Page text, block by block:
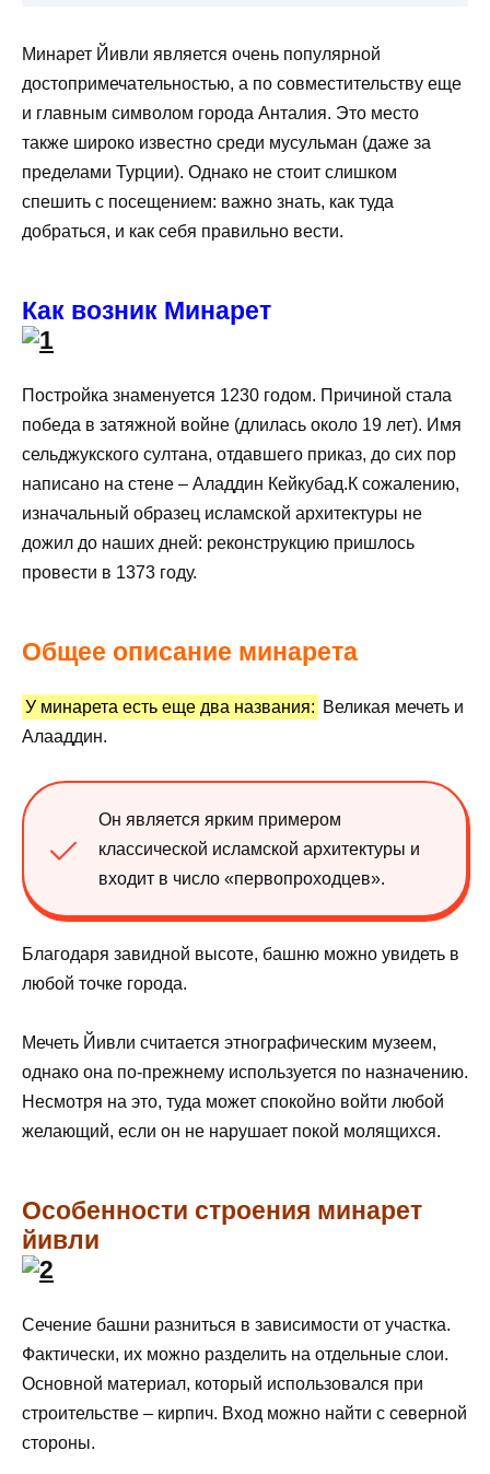
Минарет Йивли является очень популярной
достопримечательностью, а по совместительству еще
и главным символом города Анталия. Это место
также широко известно среди мусульман (даже за
пределами Турции). Однако не стоит слишком
спешить с посещением: важно знать, как туда
добраться, и как себя правильно вести.
Как возник Минарет
Постройка знаменуется 1230 годом. Причиной стала
победа в затяжной войне (длилась около 19 лет). Имя
сельджукского султана, отдавшего приказ, до сих пор
написано на стене – Аладдин Кейкубад.К сожалению,
изначальный образец исламской архитектуры не
дожил до наших дней: реконструкцию пришлось
провести в 1373 году.
Общее описание минарета
У минарета есть еще два названия: Великая мечеть и
Алааддин.
Он является ярким примером
классической исламской архитектуры и
входит в число «первопроходцев».
Благодаря завидной высоте, башню можно увидеть в
любой точке города.
Мечеть Йивли считается этнографическим музеем,
однако она по-прежнему используется по назначению.
Несмотря на это, туда может спокойно войти любой
желающий, если он не нарушает покой молящихся.
Особенности строения минарет
йивли
Сечение башни разниться в зависимости от участка.
Фактически, их можно разделить на отдельные слои.
Основной материал, который использовался при
строительстве – кирпич. Вход можно найти с северной
стороны.